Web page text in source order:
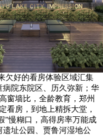
欠好的看房体验区域汇集
院东院区、历久弥新；华
窗墙比，全龄教育，郑州
看房，到地上精拆大堂，
”慢糊口，高得房率万能成
址公园、贾鲁河湿地公